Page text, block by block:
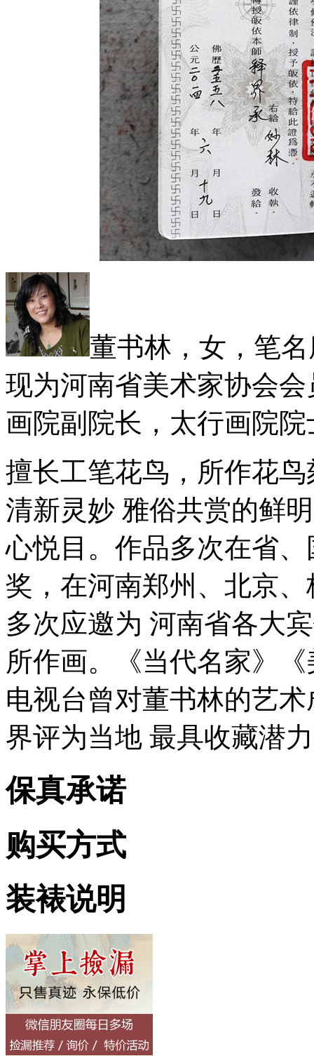
董书林，女，笔
现为河南省美术家协会
画院副院长，太行画院院
擅长工笔花鸟，所作花
清新灵妙 雅俗共赏的鲜
心悦目。作品多次在省
奖，在河南郑州、北京
多次应邀为 河南省各大
所作画。《当代名家》
电视台曾对董书林的艺
界评为当地 最具收藏潜
保真承诺
购买方式
装裱说明